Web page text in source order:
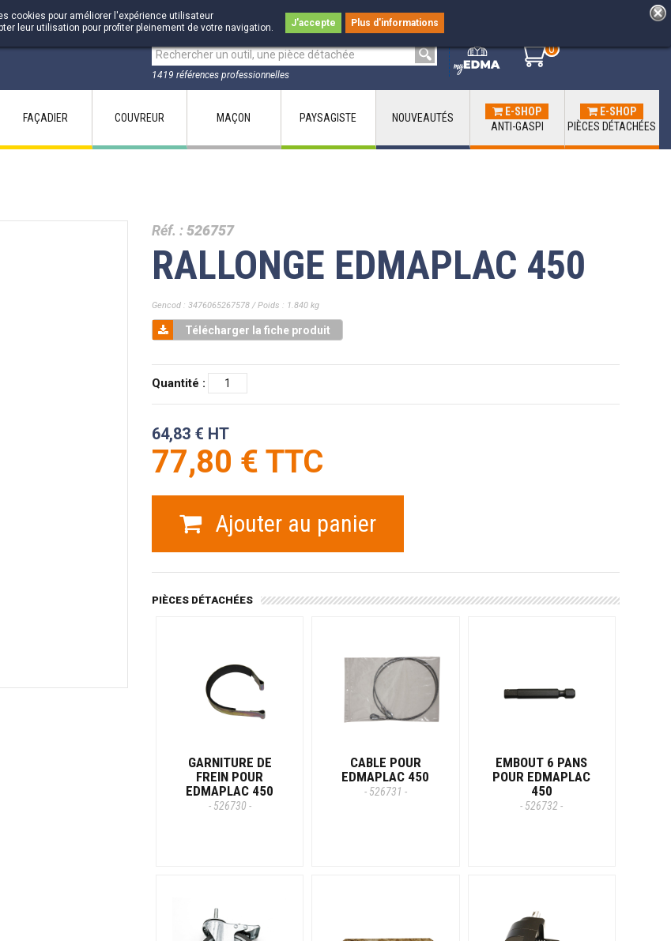
1419 références professionnelles
0
0
cookies pour améliorer l'expérience utilisateur
leur utilisation pour profiter pleinement de votre navigation.
J'accepte Plus d'informations
FAÇADIER COUVREUR MAÇON PAYSAGISTE NOUVEAUTÉS
E-SHOP
ANTI-GASPI
E-SHOP
PIÈCES DÉTACHÉES
Réf. :526757
RALLONGE EDMAPLAC 450
Gencod : 3476065267578 / Poids : 1.840 kg
Télécharger la fiche produit
Quantité :
64,83 € HT
77,80 € TTC
Ajouter au panier
PIÈCES DÉTACHÉES
GARNITURE DE
FREIN POUR
EDMAPLAC 450
- 526730 -
CABLE POUR
EDMAPLAC 450
- 526731 -
EMBOUT 6 PANS
POUR EDMAPLAC
450
- 526732 -